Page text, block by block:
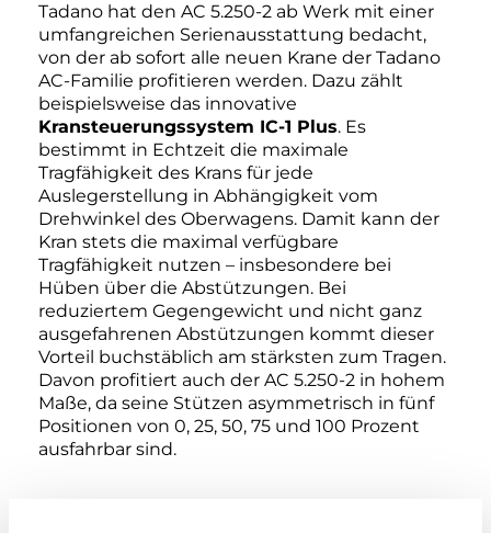
Tadano hat den AC 5.250-2 ab Werk mit einer
umfangreichen Serienausstattung bedacht,
von der ab sofort alle neuen Krane der Tadano
AC-Familie profitieren werden. Dazu zählt
beispielsweise das innovative
Kransteuerungssystem IC-1 Plus. Es
bestimmt in Echtzeit die maximale
Tragfähigkeit des Krans für jede
Auslegerstellung in Abhängigkeit vom
Drehwinkel des Oberwagens. Damit kann der
Kran stets die maximal verfügbare
Tragfähigkeit nutzen – insbesondere bei
Hüben über die Abstützungen. Bei
reduziertem Gegengewicht und nicht ganz
ausgefahrenen Abstützungen kommt dieser
Vorteil buchstäblich am stärksten zum Tragen.
Davon profitiert auch der AC 5.250-2 in hohem
Maße, da seine Stützen asymmetrisch in fünf
Positionen von 0, 25, 50, 75 und 100 Prozent
ausfahrbar sind.